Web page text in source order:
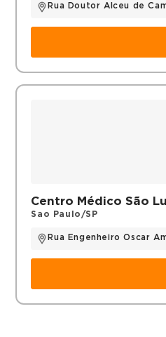
Mestre em Ciência
Rua Doutor Alceu de
Centro Médico São
Sao Paulo/SP
Rua Engenheiro Oscar